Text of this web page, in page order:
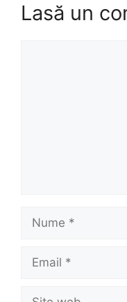
Lasă un
Nume
Email
Site